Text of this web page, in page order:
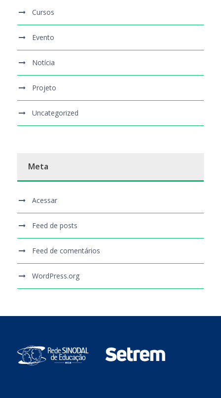
Cursos
Evento
Notícia
Projeto
Uncategorized
Meta
Acessar
Feed de posts
Feed de comentários
WordPress.org